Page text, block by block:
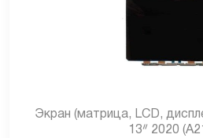
Экран (матрица, LCD,
13ᐥ 2020